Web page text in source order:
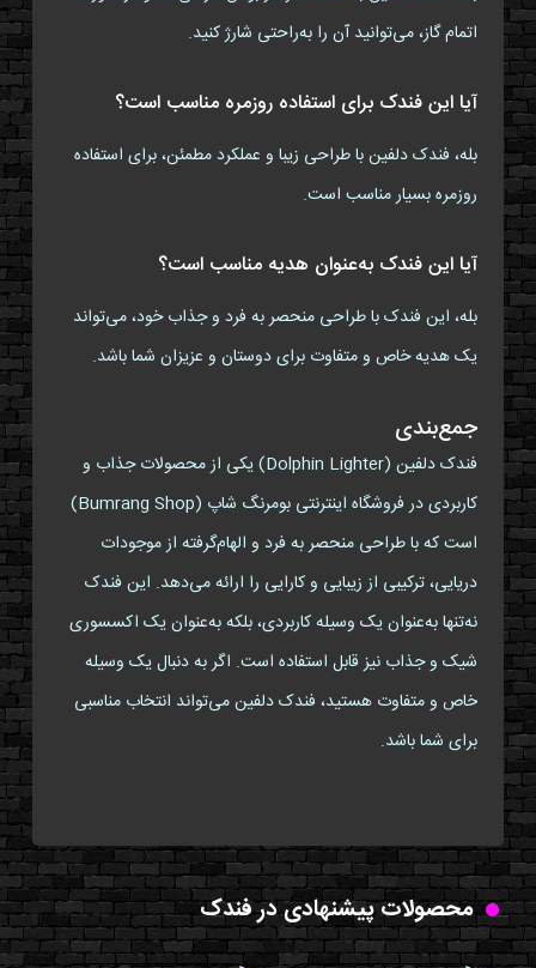
اتمام گاز، می‌توانید آن را به‌راحتی شارژ کنید.
آیا این فندک برای استفاده روزمره مناسب است؟
بله، فندک دلفین با طراحی زیبا و عملکرد مطمئن، برای استفاده
روزمره بسیار مناسب است.
آیا این فندک به‌عنوان هدیه مناسب است؟
بله، این فندک با طراحی منحصر به فرد و جذاب خود، می‌تواند
یک هدیه خاص و متفاوت برای دوستان و عزیزان شما باشد.
جمع‌بندی
فندک دلفین (Dolphin Lighter) یکی از محصولات جذاب و
کاربردی در فروشگاه اینترنتی بومرنگ شاپ (Bumrang Shop)
است که با طراحی منحصر به فرد و الهام‌گرفته از موجودات
دریایی، ترکیبی از زیبایی و کارایی را ارائه می‌دهد. این فندک
نه‌تنها به‌عنوان یک وسیله کاربردی، بلکه به‌عنوان یک اکسسوری
شیک و جذاب نیز قابل استفاده است. اگر به دنبال یک وسیله
خاص و متفاوت هستید، فندک دلفین می‌تواند انتخاب مناسبی
برای شما باشد.
محصولات پیشنهادی در فندک